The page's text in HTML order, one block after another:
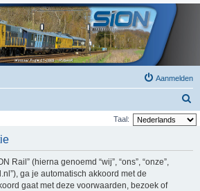
Aanmelden
o
Taal:
Rail” (hierna genoemd “wij”, “ons”, “onze”,
ga je automatisch akkoord met de
gaat met deze voorwaarden, bezoek of